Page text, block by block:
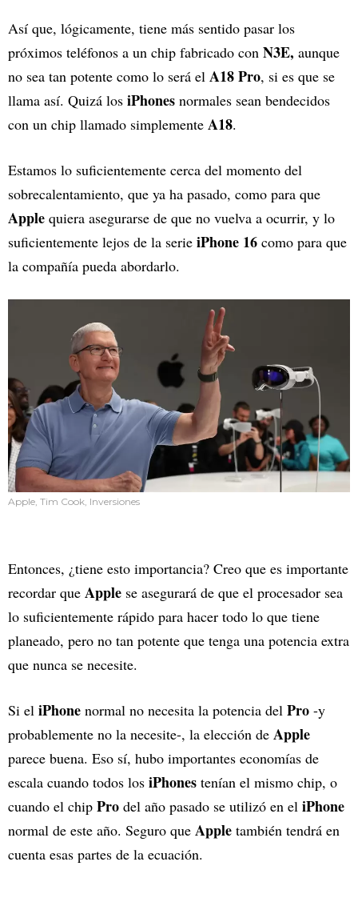
Así que, lógicamente, tiene más sentido pasar los
próximos teléfonos a un chip fabricado con N3E, aunque
no sea tan potente como lo será el A18 Pro, si es que se
llama así. Quizá los iPhones normales sean bendecidos
con un chip llamado simplemente A18.
Estamos lo suficientemente cerca del momento del
sobrecalentamiento, que ya ha pasado, como para que
Apple quiera asegurarse de que no vuelva a ocurrir, y lo
suficientemente lejos de la serie iPhone 16 como para que
la compañía pueda abordarlo.
Apple, Tim Cook, Inversiones
Entonces, ¿tiene esto importancia? Creo que es importante
recordar que Apple se asegurará de que el procesador sea
lo suficientemente rápido para hacer todo lo que tiene
planeado, pero no tan potente que tenga una potencia extra
que nunca se necesite.
Si el iPhone normal no necesita la potencia del Pro -y
probablemente no la necesite-, la elección de Apple
parece buena. Eso sí, hubo importantes economías de
escala cuando todos los iPhones tenían el mismo chip, o
cuando el chip Pro del año pasado se utilizó en el iPhone
normal de este año. Seguro que Apple también tendrá en
cuenta esas partes de la ecuación.